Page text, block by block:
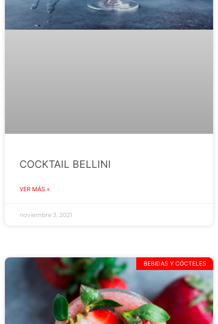
COCKTAIL BELLINI
VER MÁS »
noviembre 3, 2021
BEBIDAS Y CÓCTELES